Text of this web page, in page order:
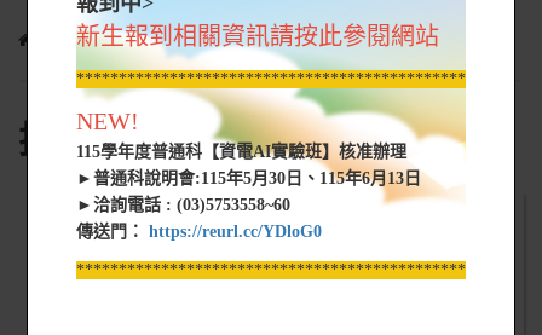
光復新聞 行政單位最新消息 技檢發證中心最新消息
技檢發證中心最新消息
新生報到相關資訊請按此參閱網站
*****************************************************
NEW!
115學年度普通科【資電AI實驗班】核准辦理
►普通科說明會:115年5月30日、115年6月13日
►洽詢電話 : (03)5753558~60
傳送門： https://reurl.cc/YDloG0
*****************************************************